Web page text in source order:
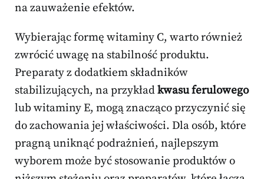
na zauważenie efektów.
Wybierając formę witaminy C, warto również
zwrócić uwagę na stabilność produktu.
Preparaty z dodatkiem składników
stabilizujących, na przykładkwasu ferulowego
lub witaminy E, mogą znacząco przyczynić się
do zachowania jej właściwości. Dla osób, które
pragną uniknąć podrażnień, najlepszym
wyborem może być stosowanie produktów o